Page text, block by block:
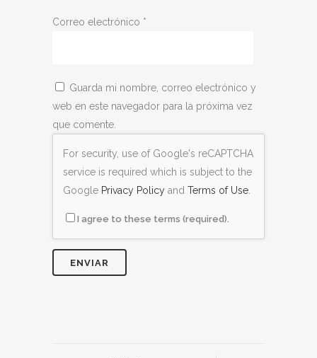
Correo electrónico *
Guarda mi nombre, correo electrónico y
web en este navegador para la próxima vez
que comente.
For security, use of Google's reCAPTCHA
service is required which is subject to the
Google Privacy Policy and Terms of Use
I agree to these terms (required).